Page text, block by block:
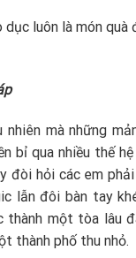
dục luôn là món quà
nhiên mà những
bỉ qua nhiều thế
đòi hỏi các em
lẫn đôi bàn tay
thành một tòa lâu
thành phố thu nhỏ.